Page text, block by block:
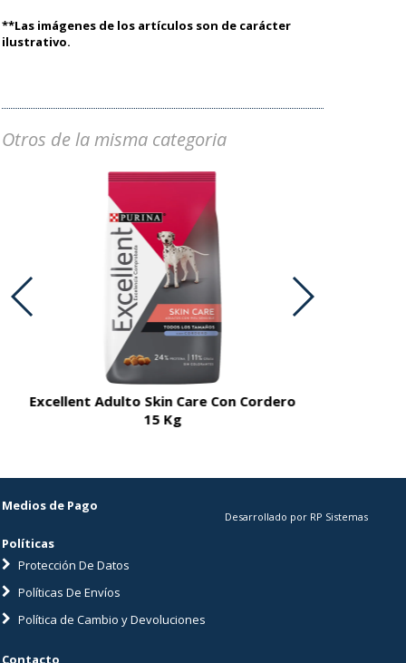
**Las imágenes de los artículos son de carácter
ilustrativo.
Otros de la misma categoria
Excellent Adulto Skin Care Con Cordero
15 Kg
Medios de Pago
Políticas
Protección De Datos
Políticas De Envíos
Política de Cambio y Devoluciones
Desarrollado por RP Sistemas
Contacto